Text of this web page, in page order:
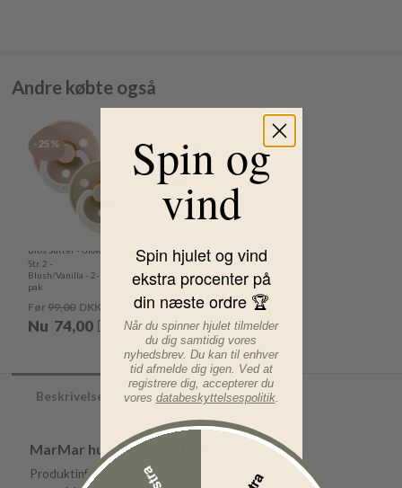
Andre købte også
-25%
Bibs Sutter - Glow -
Str. 2 -
Blush/Vanilla - 2-
pak
Før 99,00DKK
Nu 74,00 DKK
Bibs Sutter - Str. 2 -
Colour - Rund - 2-
pak -
Woodchuck/Blush
Før89,00DKK
Nu66,00DKK
Beskrivelse
MarMar hue Aiko til nyfødte
Produktinformation:
Spin og
vind
Spin hjulet og vind
ekstra procenter på
din næste ordre 🏆
Når du spinner hjulet tilmelder
du dig samtidig vores
nyhedsbrev. Du kan til enhver
tid afmelde dig igen. Ved at
registrere dig, accepterer du
vores databeskyttelsespolitik.